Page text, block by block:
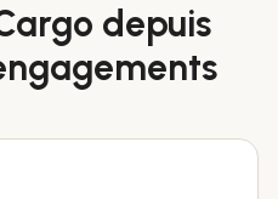
depuis